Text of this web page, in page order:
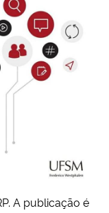
A publicação é